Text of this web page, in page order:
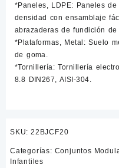
*Paneles, LDPE: Paneles
densidad con ensamblaje
abrazaderas de fundición de
*Plataformas, Metal: Suelo
de goma.
*Tornillería: Tornillería
8.8 DIN267, AISI-304.
SKU: 22BJCF20
Categorías: Conjuntos
Infantiles